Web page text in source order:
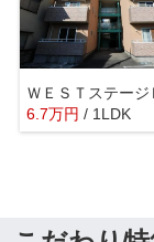
ＷＥＳＴステージ
6.7万円 / 1LDK